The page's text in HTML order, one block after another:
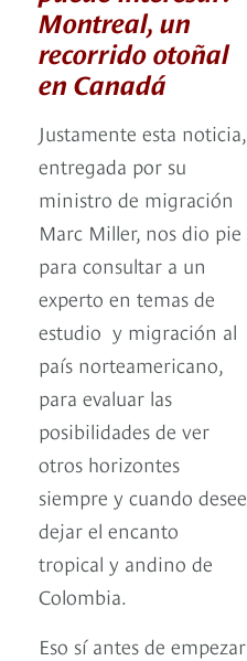
Montreal, un
recorrido otoñal
en Canadá
Justamente esta noticia,
entregada por su
ministro de migración
Marc Miller, nos dio pie
para consultar a un
experto en temas de
estudio y migración al
país norteamericano,
para evaluar las
posibilidades de ver
otros horizontes
siempre y cuando desee
dejar el encanto
tropical y andino de
Colombia.
Eso sí antes de empezar